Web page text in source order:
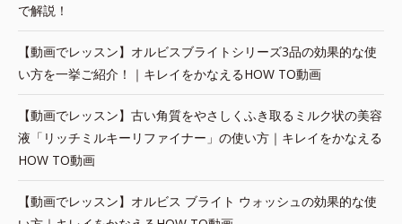
で解説！
【動画でレッスン】オルビスブライトシリーズ3品の効果的な使
い方を一挙ご紹介！｜キレイをかなえるHOW TO動画
【動画でレッスン】古い角質をやさしくふき取るミルク状の美容
液「リッチミルキーリファイナー」の使い方｜キレイをかなえる
HOW TO動画
【動画でレッスン】オルビス ブライト ウォッシュの効果的な使